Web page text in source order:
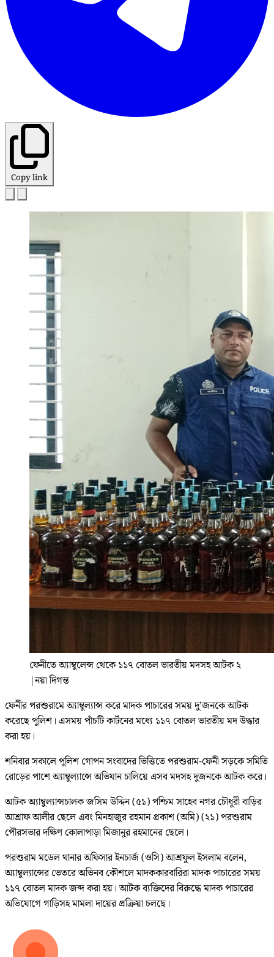
Copy link
ফেনীতে অ্যাম্বুলেন্স থেকে ১১৭ বোতল ভারতীয় মদসহ আটক ২
|নয়া দিগন্ত
ফেনীর পরশুরামে অ্যাম্বুল্যান্স করে মাদক পাচারের সময় দু’জনকে আটক
করেছে পুলিশ। এসময় পাঁচটি কার্টনের মধ্যে ১১৭ বোতল ভারতীয় মদ উদ্ধার
করা হয়।
শনিবার সকালে পুলিশ গোপন সংবাদের ভিত্তিতে পরশুরাম-ফেনী সড়কে সমিতি
রোড়ের পাশে অ্যাম্বুল্যান্সে অভিযান চালিয়ে এসব মদসহ দুজনকে আটক করে।
আটক অ্যাম্বুল্যান্সচালক জসিম উদ্দিন (৫১) পশ্চিম সাহেব নগর চৌধুরী বাড়ির
আশ্রাফ আলীর ছেলে এবং মিনহাজুর রহমান প্রকাশ (অমি) (২১) পরশুরাম
পৌরসভার দক্ষিণ কোলাপাড়া মিজানুর রহমানের ছেলে।
পরশুরাম মডেল থানার অফিসার ইনচার্জ (ওসি) আশ্রফুল ইসলাম বলেন,
অ্যাম্বুল্যান্সের ভেতরে অভিনব কৌশলে মাদককারবারিরা মাদক পাচারের সময়
১১৭ বোতল মাদক জব্দ করা হয়। আটক ব্যক্তিদের বিরুদ্ধে মাদক পাচারের
অভিযোগে গাড়িসহ মামলা দায়ের প্রক্রিয়া চলছে।